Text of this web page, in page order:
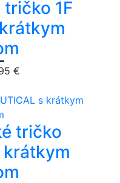
1F
€
tričko
krátkym